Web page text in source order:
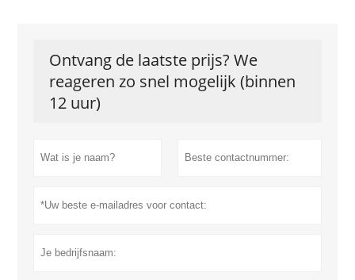
Ontvang de laatste prijs? We
reageren zo snel mogelijk (binnen
12 uur)